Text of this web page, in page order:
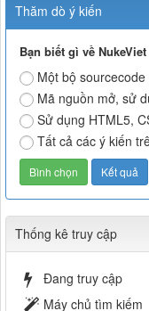
Thăm dò ý kiến
Bạn biết gì về NukeViet
Một bộ
Mã nguồn mở, sử
Sử dụng HTML5,
Tất cả các ý kiến
Thống kê truy cập
Đang truy cập
Máy chủ tìm kiếm